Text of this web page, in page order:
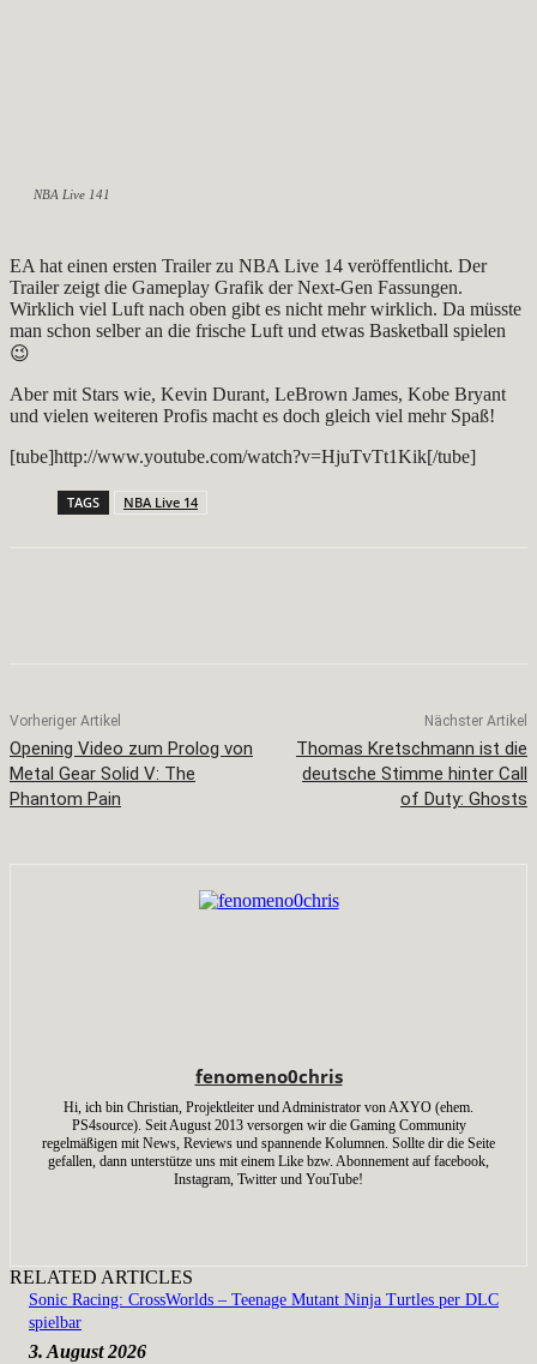
NBA Live 141
EA hat einen ersten Trailer zu NBA Live 14 veröffentlicht. Der
Trailer zeigt die Gameplay Grafik der Next-Gen Fassungen.
Wirklich viel Luft nach oben gibt es nicht mehr wirklich. Da müsste
man schon selber an die frische Luft und etwas Basketball spielen
😉
Aber mit Stars wie, Kevin Durant, LeBrown James, Kobe Bryant
und vielen weiteren Profis macht es doch gleich viel mehr Spaß!
[tube]http://www.youtube.com/watch?v=HjuTvTt1Kik[/tube]
TAGS NBA Live 14
Vorheriger Artikel
Opening Video zum Prolog von
Metal Gear Solid V: The
Phantom Pain
Nächster Artikel
Thomas Kretschmann ist die
deutsche Stimme hinter Call
of Duty: Ghosts
fenomeno0chris
Hi, ich bin Christian, Projektleiter und Administrator von AXYO (ehem.
PS4source). Seit August 2013 versorgen wir die Gaming Community
regelmäßigen mit News, Reviews und spannende Kolumnen. Sollte dir die Seite
gefallen, dann unterstütze uns mit einem Like bzw. Abonnement auf facebook,
Instagram, Twitter und YouTube!
RELATED ARTICLES
Sonic Racing: CrossWorlds – Teenage Mutant Ninja Turtles per DLC
spielbar
3. August 2026